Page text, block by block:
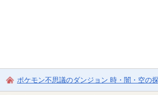
ポケモン不思議のダンジョン 時・闇・空の